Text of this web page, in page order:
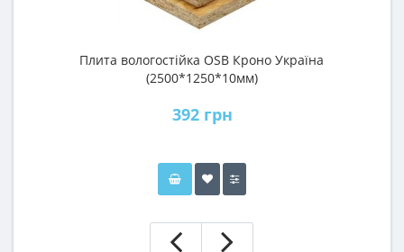
Плита вологостійка OSB Кроно Україна
(2500*1250*10мм)
392 грн